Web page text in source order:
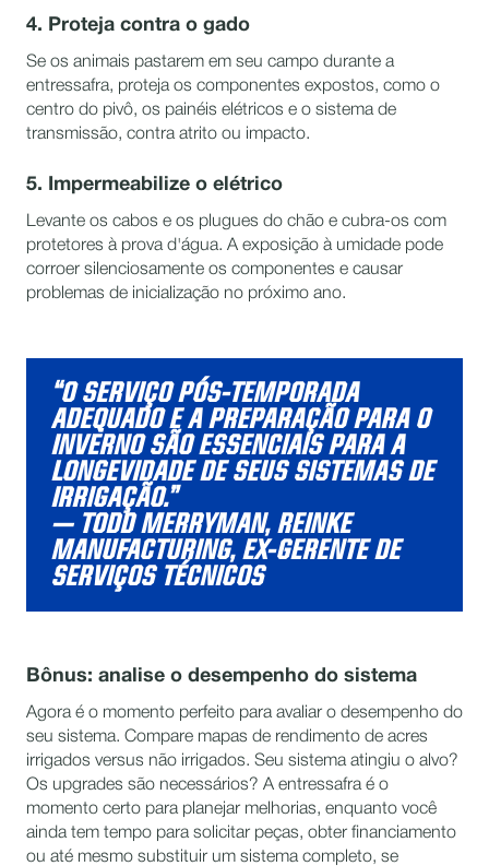
4. Proteja contra o gado
Se os animais pastarem em seu campo durante a
entressafra, proteja os componentes expostos, como o
centro do pivô, os painéis elétricos e o sistema de
transmissão, contra atrito ou impacto.
5. Impermeabilize o elétrico
Levante os cabos e os plugues do chão e cubra-os com
protetores à prova d'água. A exposição à umidade pode
corroer silenciosamente os componentes e causar
problemas de inicialização no próximo ano.
“O SERVIÇO PÓS-TEMPORADA
ADEQUADO E A PREPARAÇÃO PARA O
INVERNO SÃO ESSENCIAIS PARA A
LONGEVIDADE DE SEUS SISTEMAS DE
IRRIGAÇÃO.”
— TODD MERRYMAN, REINKE
MANUFACTURING, EX-GERENTE DE
SERVIÇOS TÉCNICOS
Bônus: analise o desempenho do sistema
Agora é o momento perfeito para avaliar o desempenho do
seu sistema. Compare mapas de rendimento de acres
irrigados versus não irrigados. Seu sistema atingiu o alvo?
Os upgrades são necessários? A entressafra é o
momento certo para planejar melhorias, enquanto você
ainda tem tempo para solicitar peças, obter financiamento
ou até mesmo substituir um sistema completo, se